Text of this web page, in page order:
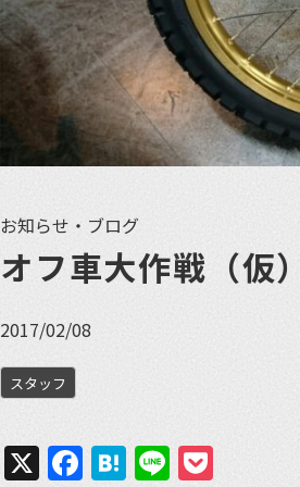
お知らせ・ブログ
オフ車大作戦（仮
2017/02/08
スタッフ
X Facebook
Hatena
Line